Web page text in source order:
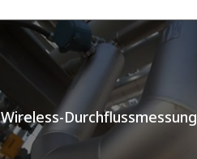
Wireless-Durchflussmessung​